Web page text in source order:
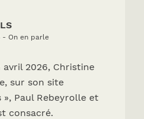
- On en parle
avril 2026, Christine
sur son site
Paul Rebeyrolle et
consacré.